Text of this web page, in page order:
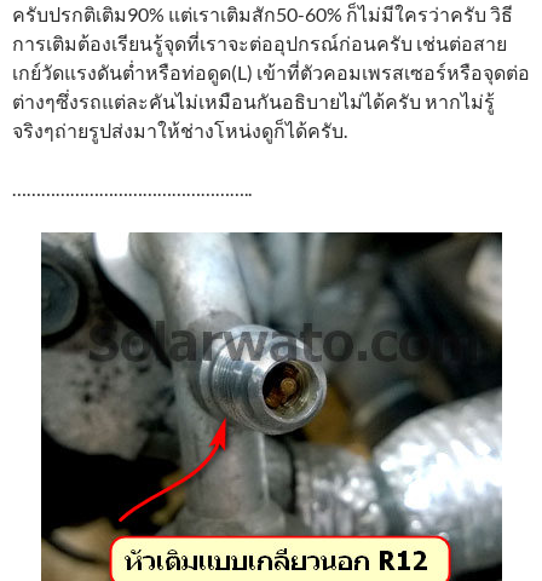
ครับปรกติเติม90% แต่เราเติมสัก50-60% ก็ไม่มีใครว่าครับ วิธี
การเติมต้องเรียนรู้จุดที่เราจะต่ออุปกรณ์ก่อนครับ เช่นต่อสาย
เกย์วัดแรงดันต่ำหรือท่อดูด(L) เข้าที่ตัวคอมเพรสเซอร์หรือจุดต่อ
ต่างๆซึ่งรถแต่ละคันไม่เหมือนกันอธิบายไม่ได้ครับ หากไม่รู้
จริงๆถ่ายรูปส่งมาให้ช่างโหน่งดูก็ได้ครับ.